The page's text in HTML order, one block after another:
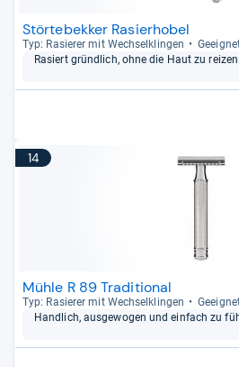
Störtebekker Rasierhobel
Typ: Rasie­rer mit Wech­sel­klin­gen
Rasiert gründ­lich, ohne die Haut zu rei­zen
14
Mühle R 89 Traditional
Typ: Rasie­rer mit Wech­sel­klin­gen
Hand­lich, aus­ge­wo­gen und ein­fach zu